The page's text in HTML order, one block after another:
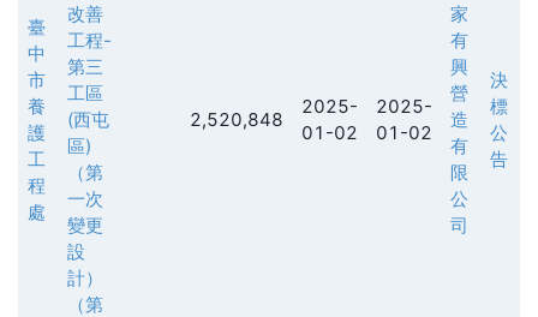
臺
中
市
養
護
工
程
處
改善
工程-
第三
工區
(西屯
區)
（第
一次
變更
設
計）
（第
2,520,848
2025-
01-02
2025-
01-02
家
有
興
營
造
有
限
公
司
決
標
公
告